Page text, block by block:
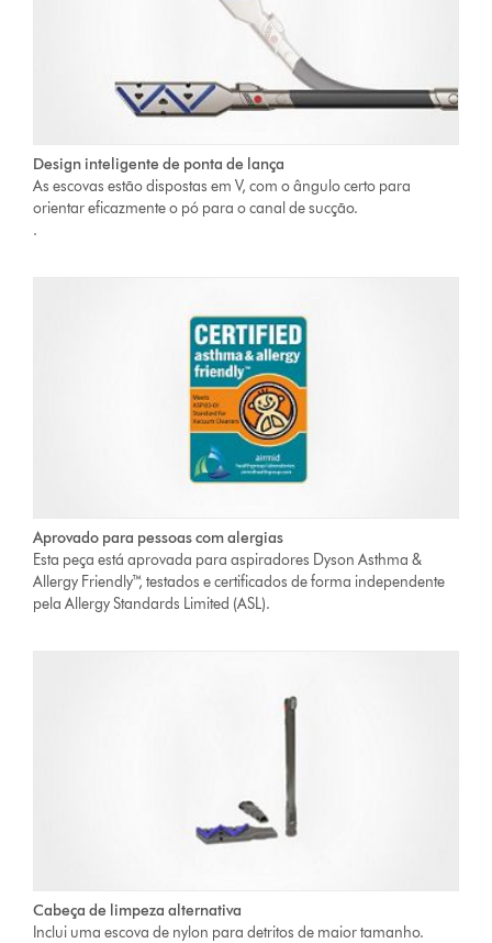
Design inteligente de ponta de lança
As escovas estão dispostas em V, com o ângulo certo para
orientar eficazmente o pó para o canal de sucção.
.
Aprovado para pessoas com alergias
Esta peça está aprovada para aspiradores Dyson Asthma &
Allergy Friendly™, testados e certificados de forma independente
pela Allergy Standards Limited (ASL).
Cabeça de limpeza alternativa
Inclui uma escova de nylon para detritos de maior tamanho.